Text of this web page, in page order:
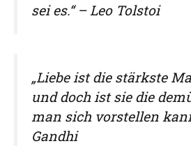
sei es.“ – Leo Tolstoi
„Liebe ist die stärkste
und doch ist sie die
man sich vorstellen
Gandhi